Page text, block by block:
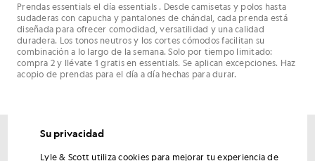
Prendas essentials el día essentials . Desde camisetas y polos hasta
sudaderas con capucha y pantalones de chándal, cada prenda está
diseñada para ofrecer comodidad, versatilidad y una calidad
duradera. Los tonos neutros y los cortes cómodos facilitan su
combinación a lo largo de la semana. Solo por tiempo limitado:
compra 2 y llévate 1 gratis en essentials. Se aplican excepciones. Haz
acopio de prendas para el día a día hechas para durar.
Consigue un 15 % de descuento en tu primer
Su privacidad
Lyle & Scott utiliza cookies para mejorar tu experiencia de